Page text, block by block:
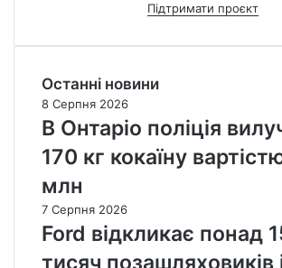
Підтримати проєкт
Останні новини
8 Серпня 2026
В Онтаріо поліція
170 кг кокаїну
млн
7 Серпня 2026
Ford відкликає понад
тисяч позашляховиків